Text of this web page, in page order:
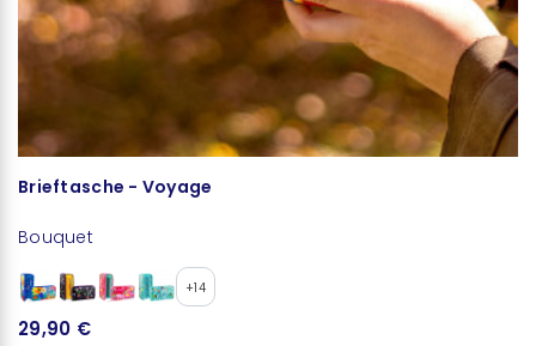
Brieftasche - Voyage
Bouquet
+14
29,90 €